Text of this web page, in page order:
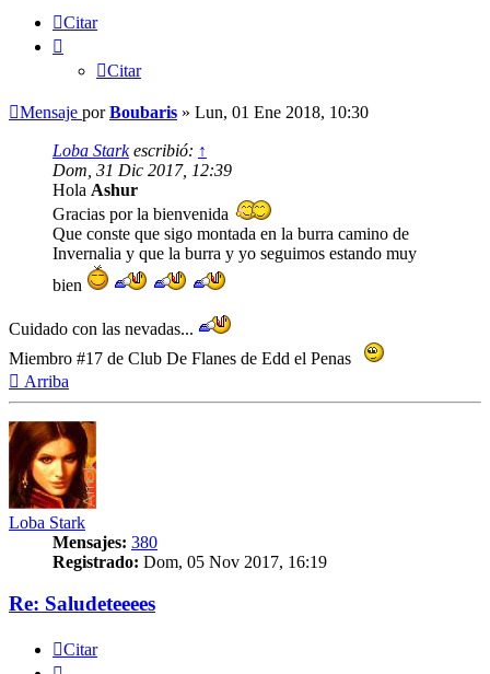
Citar
Citar
Mensaje porBoubaris » Lun, 01 Ene 2018, 10:30
Loba Starkescribió: ↑
Dom, 31 Dic 2017, 12:39
Hola Ashur
Gracias por la bienvenida
Que conste que sigo montada en la burra camino de
Invernalia y que la burra y yo seguimos estando muy
bien
Cuidado con las nevadas...
Miembro #17 de Club De Flanes de Edd el Penas
Arriba
Loba Stark
Mensajes: 380
Registrado: Dom, 05 Nov 2017, 16:19
Re: Saludeteeees
Citar